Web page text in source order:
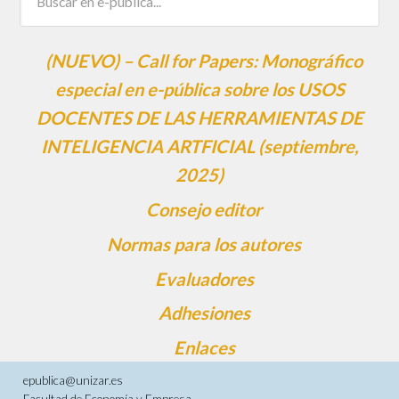
(NUEVO) – Call for Papers: Monográfico
especial en e-pública sobre los USOS
DOCENTES DE LAS HERRAMIENTAS DE
INTELIGENCIA ARTFICIAL (septiembre,
2025)
Consejo editor
Normas para los autores
Evaluadores
Adhesiones
Enlaces
epublica@unizar.es